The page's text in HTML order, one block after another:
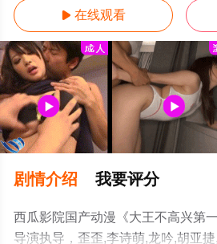
 在线观看
剧情介绍 我要评分
西瓜影院国产动漫《大王不高兴第
导演执导，歪歪,李诗萌,龙吟,胡亚